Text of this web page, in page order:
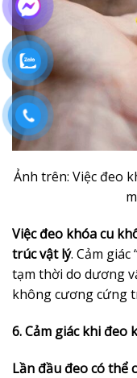
Ảnh trên: Việc đeo
Việc đeo khóa cu
trúc vật lý. Cảm
tạm thời do dương
không cương cứng
6. Cảm giác khi đeo
Lần đầu đeo có thể